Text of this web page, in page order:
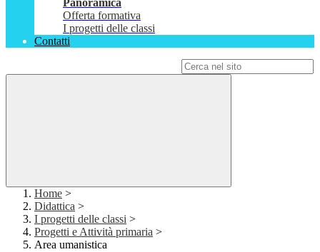
Panoramica
Offerta formativa
I progetti delle classi
Contatti
Home >
Didattica >
I progetti delle classi >
Progetti e Attività primaria >
Area umanistica